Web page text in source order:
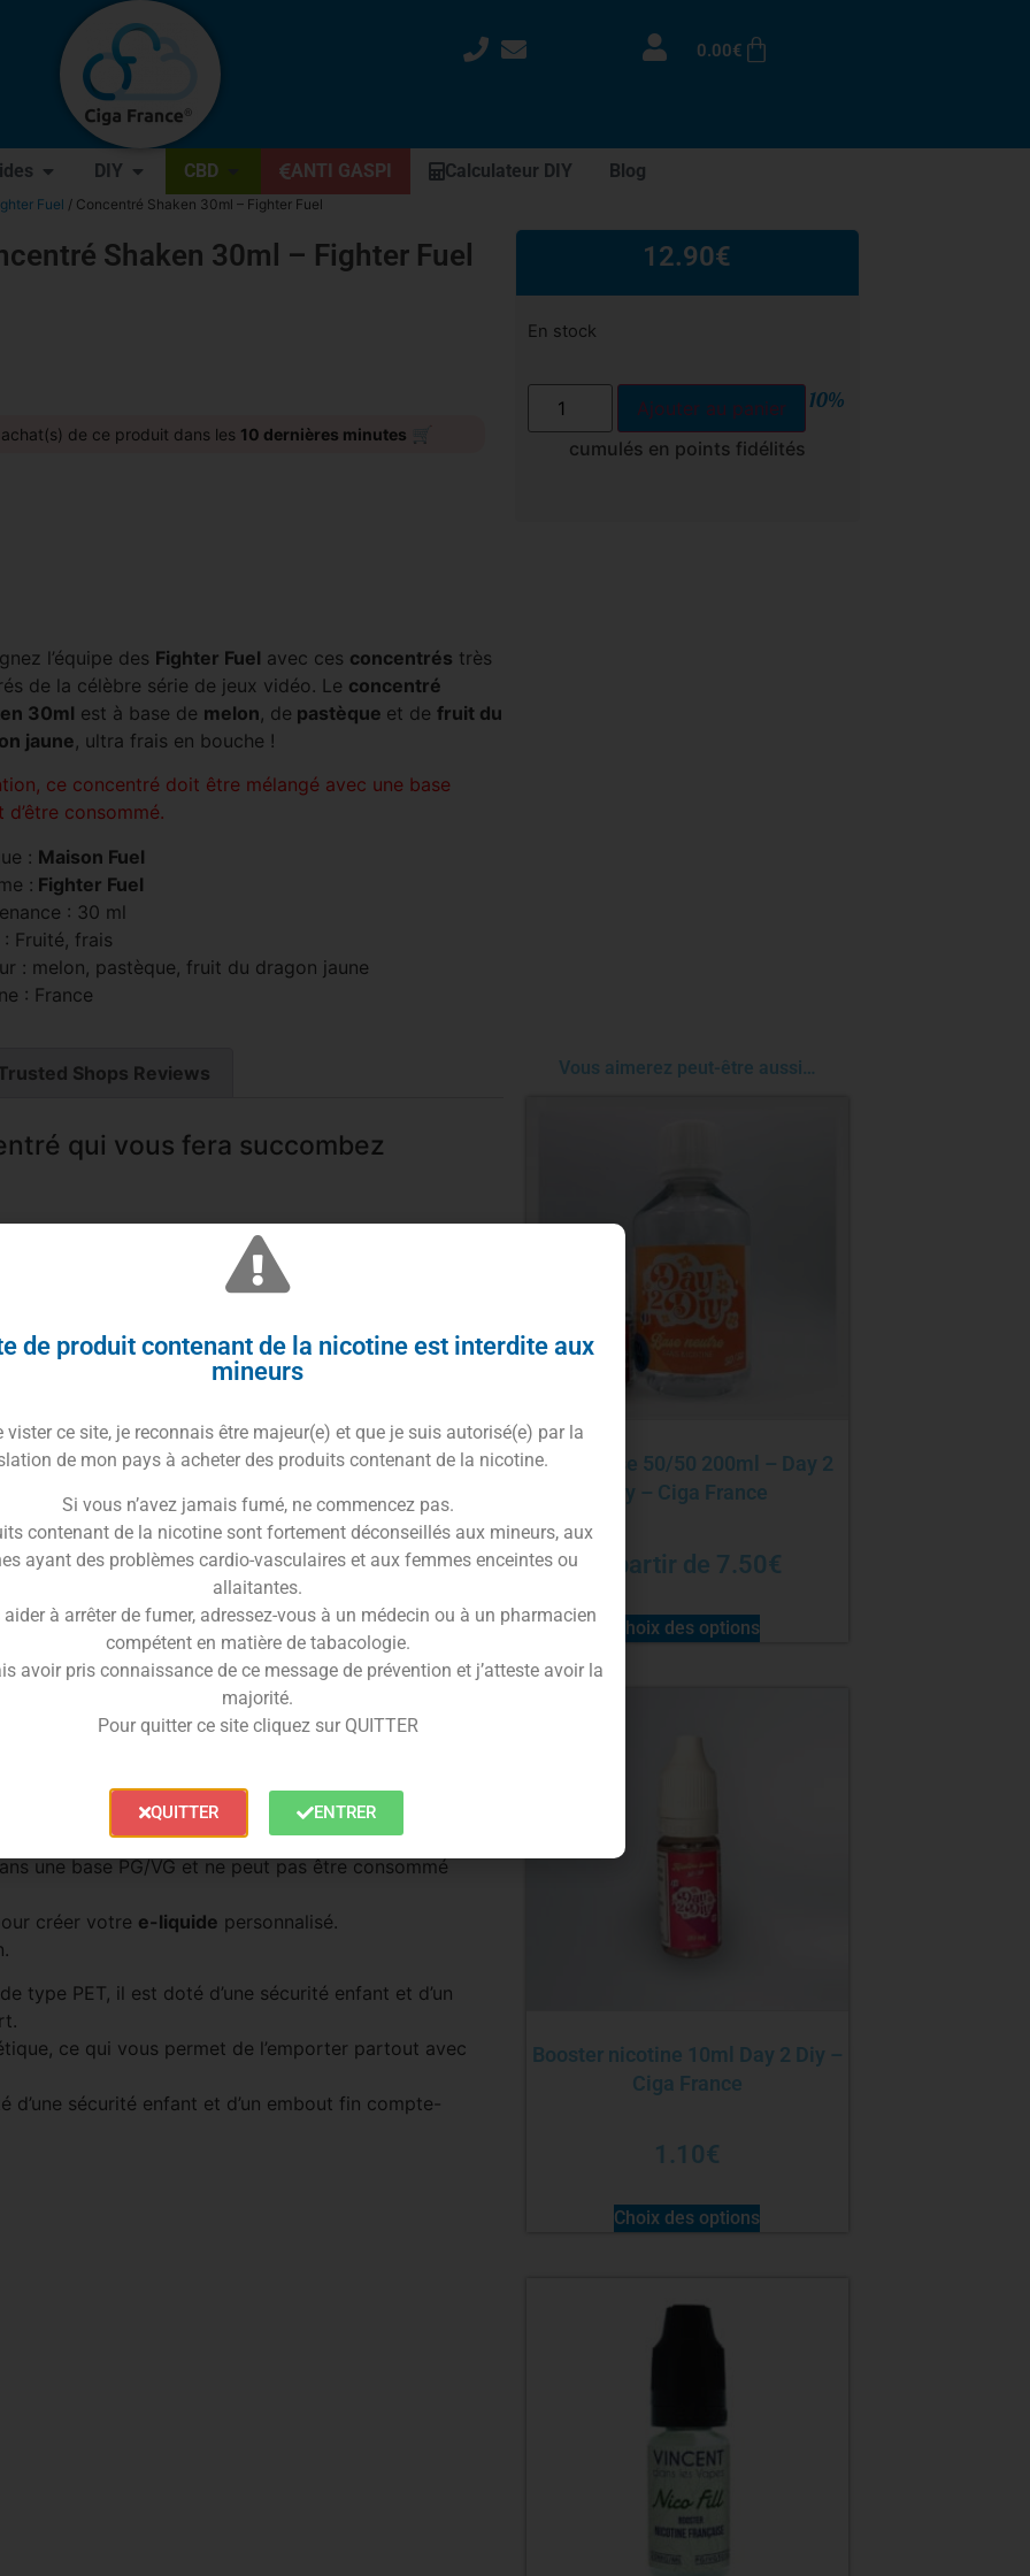
0.00€
DIY CBD ANTI GASPI Calculateur DIY Blog
Fuel / Concentré Shaken 30ml – Fighter Fuel
Shaken 30ml – Fighter Fuel
achat(s) de ce produit dans les 10 dernières minutes 🛒
l’équipe des Fighter Fuel avec ces concentrés très
de la célèbre série de jeux vidéo. Le concentré
30ml est à base de melon, de pastèque et de fruit du
jaune, ultra frais en bouche !
ce concentré doit être mélangé avec une base
d’être consommé.
: Maison Fuel
: Fighter Fuel
: 30 ml
: Fruité, frais
: melon, pastèque, fruit du dragon jaune
: France
12.90€
En stock
Ajouter au panier 10%
cumulés en points fidélités
Shops Reviews
qui vous fera succombez
, defruit du dragon jaune, et de la chair d’un
allié pour combattre les désagréments dans
à l’arôme DIY Shakende vous protéger dans une
Shaken30ml
très inspirés de la célèbre série de jeux vidéo.
fruit du dragon jaune, ultra frais en bouche !
et est fabriqué enFrance.
et
ne contient pas de nicotine
une base PG/VG et ne peut pas être consommé
créer votre e-liquide personnalisé.
type PET, il est doté d’une sécurité enfant et d’un
ce qui vous permet de l’emporter partout avec
sécurité enfant et d’un embout fin compte-
Vous aimerez peut-être aussi…
Pack base 50/50 200ml – Day 2
Diy – Ciga France
À partir de 7.50€
Choix des options
Booster nicotine 10ml Day 2 Diy –
Ciga France
1.10€
Choix des options
de produit contenant de la nicotine est interdite aux
mineurs
vister ce site, je reconnais être majeur(e) et que je suis autorisé(e) par la
de mon pays à acheter des produits contenant de la nicotine.
Si vous n’avez jamais fumé, ne commencez pas.
contenant de la nicotine sont fortement déconseillés aux mineurs, aux
ayant des problèmes cardio-vasculaires et aux femmes enceintes ou
allaitantes.
à arrêter de fumer, adressez-vous à un médecin ou à un pharmacien
compétent en matière de tabacologie.
avoir pris connaissance de ce message de prévention et j’atteste avoir la
majorité.
Pour quitter ce site cliquez sur QUITTER
QUITTER ENTRER